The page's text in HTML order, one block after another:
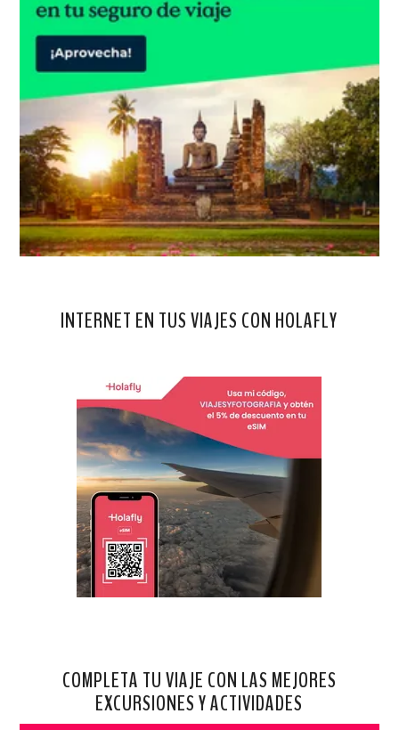
INTERNET EN TUS VIAJES CON HOLAFLY
COMPLETA TU VIAJE CON LAS MEJORES
EXCURSIONES Y ACTIVIDADES